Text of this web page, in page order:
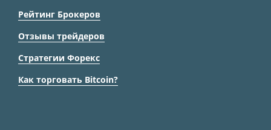
Рейтинг Брокеров
Отзывы трейдеров
Стратегии Форекс
Как торговать Bitcoin?